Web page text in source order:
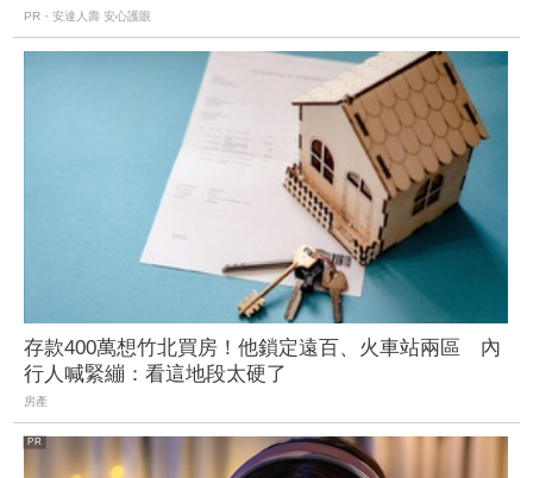
PR・安達人壽 安心護眼
存款400萬想竹北買房！他鎖定遠百、火車站兩區 內
行人喊緊繃：看這地段太硬了
房產